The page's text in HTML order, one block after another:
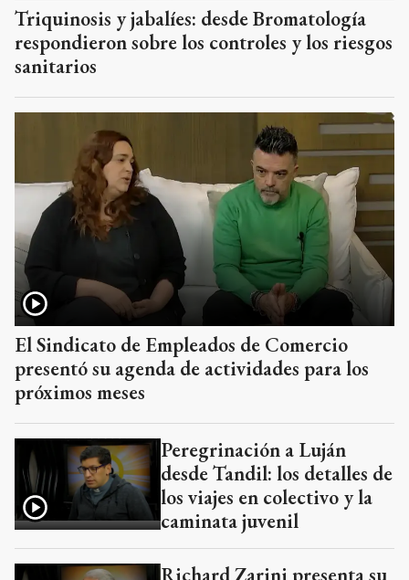
Triquinosis y jabalíes: desde Bromatología
respondieron sobre los controles y los riesgos
sanitarios
El Sindicato de Empleados de Comercio
presentó su agenda de actividades para los
próximos meses
Peregrinación a Luján
desde Tandil: los detalles de
los viajes en colectivo y la
caminata juvenil